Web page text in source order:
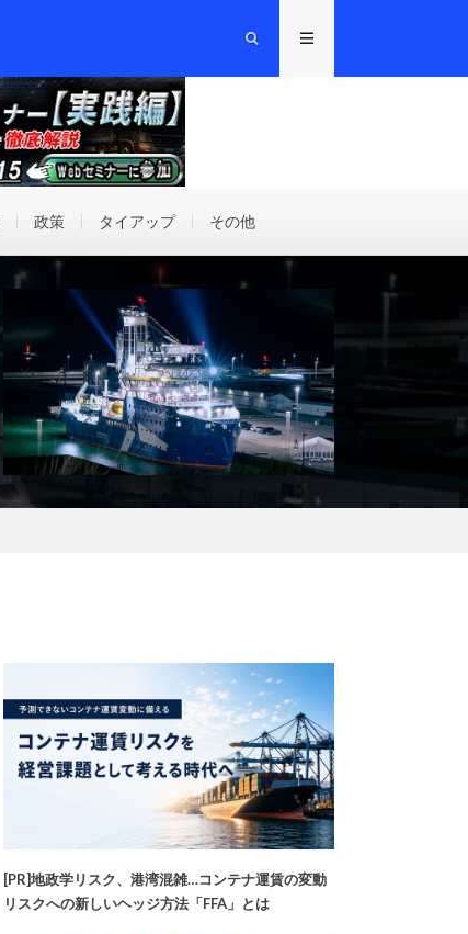
政策 タイアップ その他
[PR]地政学リスク、港湾混雑…コンテナ運賃の変動
リスクへの新しいヘッジ方法「FFA」とは